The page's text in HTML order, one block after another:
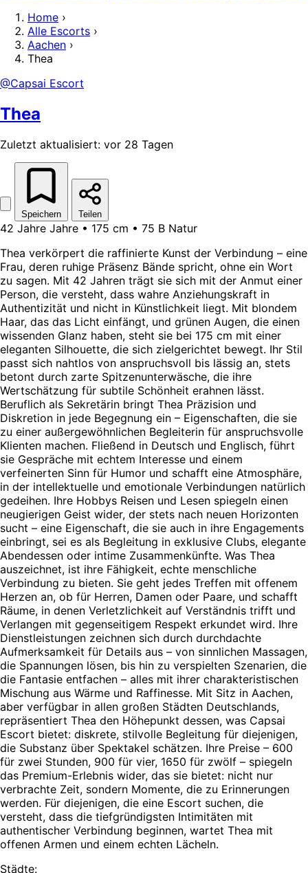
Home ›
Alle Escorts ›
Aachen ›
Thea
@Capsai Escort
Thea
Zuletzt aktualisiert: vor 28 Tagen
Speichern Teilen
42 Jahre Jahre • 175 cm • 75 B Natur
Thea verkörpert die raffinierte Kunst der Verbindung – eine
Frau, deren ruhige Präsenz Bände spricht, ohne ein Wort
zu sagen. Mit 42 Jahren trägt sie sich mit der Anmut einer
Person, die versteht, dass wahre Anziehungskraft in
Authentizität und nicht in Künstlichkeit liegt. Mit blondem
Haar, das das Licht einfängt, und grünen Augen, die einen
wissenden Glanz haben, steht sie bei 175 cm mit einer
eleganten Silhouette, die sich zielgerichtet bewegt. Ihr Stil
passt sich nahtlos von anspruchsvoll bis lässig an, stets
betont durch zarte Spitzenunterwäsche, die ihre
Wertschätzung für subtile Schönheit erahnen lässt.
Beruflich als Sekretärin bringt Thea Präzision und
Diskretion in jede Begegnung ein – Eigenschaften, die sie
zu einer außergewöhnlichen Begleiterin für anspruchsvolle
Klienten machen. Fließend in Deutsch und Englisch, führt
sie Gespräche mit echtem Interesse und einem
verfeinerten Sinn für Humor und schafft eine Atmosphäre,
in der intellektuelle und emotionale Verbindungen natürlich
gedeihen. Ihre Hobbys Reisen und Lesen spiegeln einen
neugierigen Geist wider, der stets nach neuen Horizonten
sucht – eine Eigenschaft, die sie auch in ihre Engagements
einbringt, sei es als Begleitung in exklusive Clubs, elegante
Abendessen oder intime Zusammenkünfte. Was Thea
auszeichnet, ist ihre Fähigkeit, echte menschliche
Verbindung zu bieten. Sie geht jedes Treffen mit offenem
Herzen an, ob für Herren, Damen oder Paare, und schafft
Räume, in denen Verletzlichkeit auf Verständnis trifft und
Verlangen mit gegenseitigem Respekt erkundet wird. Ihre
Dienstleistungen zeichnen sich durch durchdachte
Aufmerksamkeit für Details aus – von sinnlichen Massagen,
die Spannungen lösen, bis hin zu verspielten Szenarien, die
die Fantasie entfachen – alles mit ihrer charakteristischen
Mischung aus Wärme und Raffinesse. Mit Sitz in Aachen,
aber verfügbar in allen großen Städten Deutschlands,
repräsentiert Thea den Höhepunkt dessen, was Capsai
Escort bietet: diskrete, stilvolle Begleitung für diejenigen,
die Substanz über Spektakel schätzen. Ihre Preise – 600
für zwei Stunden, 900 für vier, 1650 für zwölf – spiegeln
das Premium-Erlebnis wider, das sie bietet: nicht nur
verbrachte Zeit, sondern Momente, die zu Erinnerungen
werden. Für diejenigen, die eine Escort suchen, die
versteht, dass die tiefgründigsten Intimitäten mit
authentischer Verbindung beginnen, wartet Thea mit
offenen Armen und einem echten Lächeln.
Städte: